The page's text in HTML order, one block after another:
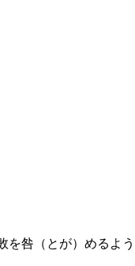
を咎（とが）めるよう